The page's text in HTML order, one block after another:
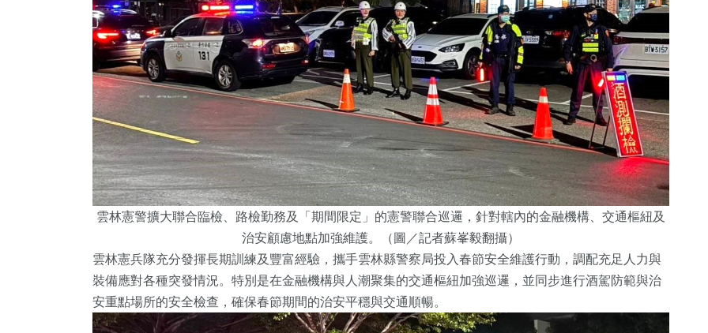
雲林憲警擴大聯合臨檢、路檢勤務及「期間限定」的憲警聯合巡邏，針對轄內的金融機構、交通樞紐及
治安顧慮地點加強維護。（圖／記者蘇峯毅翻攝）
雲林憲兵隊充分發揮長期訓練及豐富經驗，攜手雲林縣警察局投入春節安全維護行動，調配充足人力與
裝備應對各種突發情況。特別是在金融機構與人潮聚集的交通樞紐加強巡邏，並同步進行酒駕防範與治
安重點場所的安全檢查，確保春節期間的治安平穩與交通順暢。
169+
運動
1110+
政治
350+
熱門
2+
福建林公信俗文
化專區
15
2024總統大